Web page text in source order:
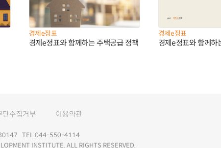
경제e정표
경제e정표와 함께하는 주택공급 정책
경제e정표
경제e정표와 함께하
단수집거부 이용약관
30147 TEL 044-550-4114
INSTITUTE. ALL RIGHTS RESERVED.